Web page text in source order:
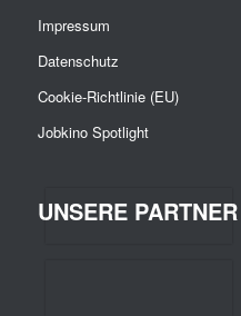
Impressum
Datenschutz
Cookie-Richtlinie (EU)
Jobkino Spotlight
UNSERE PARTNER